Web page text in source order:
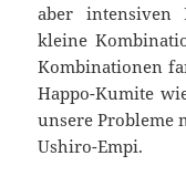
aber intensiven
kleine
Kombinationen
Happo-Kumite
unsere Probleme
Ushiro-Empi.